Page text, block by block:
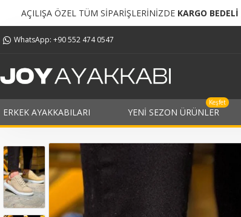
KARGO BEDELİ ÜCRETSİZ!
WhatsApp: +90 552 474 0547
ERKEK AYAKKABILARI YENI SEZON ÜRÜNLER
Keşfet